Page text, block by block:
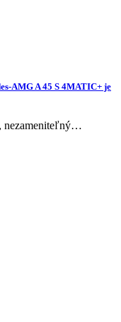
AMG A 45 S 4MATIC+ je
nezameniteľný…